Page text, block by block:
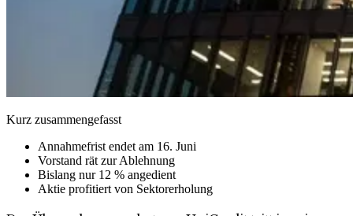
Kurz zusammengefasst
Annahmefrist endet am 16. Juni
Vorstand rät zur Ablehnung
Bislang nur 12 % angedient
Aktie profitiert von Sektorerholung